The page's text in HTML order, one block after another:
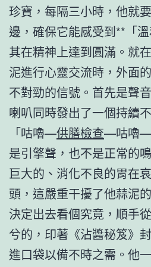
珍寶，每隔三小時，他就
邊，確保它能感受到**「
其在精神上達到圓滿。就
泥進行心靈交流時，外面
不對勁的信號。首先是聲
喇叭同時發出了一個持續
「咕嚕—供膳檢查—咕嚕
是引擎聲，也不是正常的
巨大的、消化不良的胃在
頭，這嚴重干擾了他蒜泥
決定出去看個究竟，順手
兮的，印著《沾醬秘笈》
進口袋以備不時之需。他